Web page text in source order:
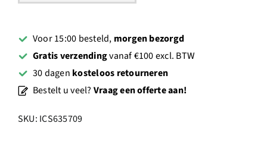
Voor 15:00 besteld, morgen bezorgd
Gratis verzendingvanaf €100 excl. BTW
30 dagen kosteloos retourneren
Bestelt u veel? Vraag een offerte aan!
SKU: ICS635709